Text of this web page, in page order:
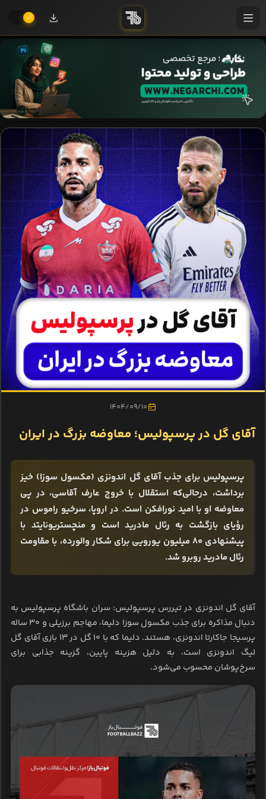
1404/09/10
آقای گل در پرسپولیس؛ معاوضه بزرگ در ایران
پرسپولیس برای جذب آقای گل اندونزی (مکسول سوزا) خیز
برداشت، درحالی‌که استقلال با خروج عارف آقاسی، در پی
معاوضه او با امید نورافکن است. در اروپا، سرخیو راموس در
رؤیای بازگشت به رئال مادرید است و منچستریونایتد با
پیشنهادی ۸۰ میلیون یورویی برای شکار والورده، با مقاومت
رئال مادرید روبرو شد.
آقای گل اندونزی در تیررس پرسپولیس: سران باشگاه پرسپولیس به
دنبال مذاکره برای جذب مکسول سوزا دلیما، مهاجم برزیلی و ۳۰ ساله
پرسیجا جاکارتا اندونزی، هستند. دلیما که با ۱۰ گل در ۱۳ بازی آقای گل
لیگ اندونزی است، به دلیل هزینه پایین، گزینه جذابی برای
سرخ‌پوشان محسوب می‌شود.